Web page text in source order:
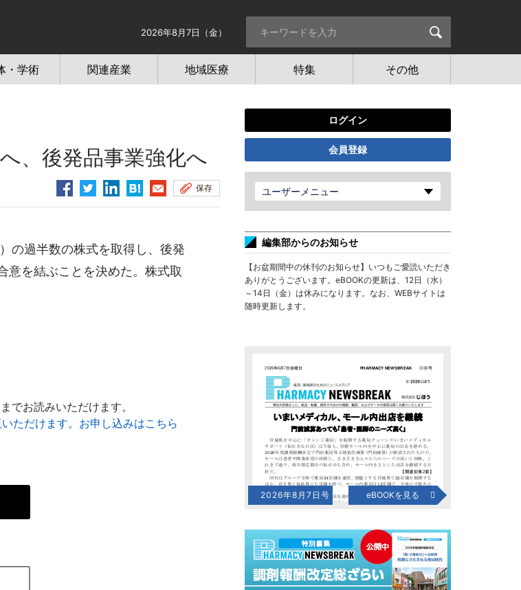
2026年8月7日（金）
・学術 関連産業 地域医療 特集 その他
、後発品事業強化へ
保存
の過半数の株式を取得し、後発
意を結ぶことを決めた。株式取
でお読みいただけます。
ただけます。お申し込みはこちら
ログイン
会員登録
ユーザーメニュー
編集部からのお知らせ
【お盆期間中の休刊のお知らせ】いつもご愛読いただき
ありがとうございます。eBOOKの更新は、12日（水）
～14日（金）は休みになります。なお、WEBサイトは
随時更新します。
2026年8月7日号 eBOOKを見る